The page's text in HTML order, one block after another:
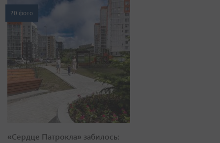
20 фото
«Сердце Патрокла» забилось: